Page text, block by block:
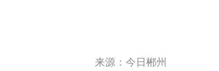
来源：今日郴州